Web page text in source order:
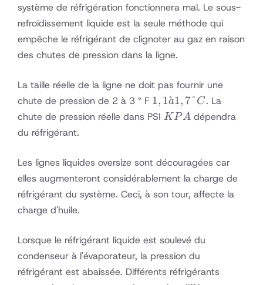
système de réfrigération fonctionnera mal. Le sous-
refroidissement liquide est la seule méthode qui
empêche le réfrigérant de clignoter au gaz en raison
des chutes de pression dans la ligne.
La taille réelle de la ligne ne doit pas fournir une
chute de pression de 2 à 3 ° F 1,1
à
1, 1a
ˋ1, 7° C. La
chute de pression réelle dans PSI KPA
KPA dépendra
du réfrigérant.
Les lignes liquides oversize sont découragées car
elles augmenteront considérablement la charge de
réfrigérant du système. Ceci, à son tour, affecte la
charge d'huile.
Lorsque le réfrigérant liquide est soulevé du
condenseur à l'évaporateur, la pression du
réfrigérant est abaissée. Différents réfrigérants